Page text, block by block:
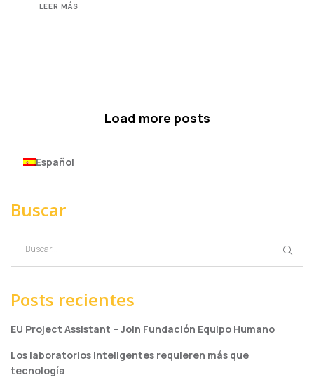
LEER MÁS
Load more posts
Español
Buscar
Posts recientes
EU Project Assistant – Join Fundación Equipo Humano
Los laboratorios inteligentes requieren más que
tecnología